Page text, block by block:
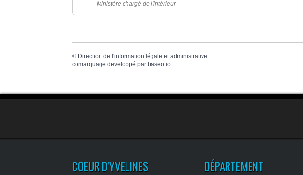
Ministère chargé de l'intérieur
© Direction de l'information légale et administrative
comarquage developpé par baseo.io
COEUR D'YVELINES DÉPARTEMENT